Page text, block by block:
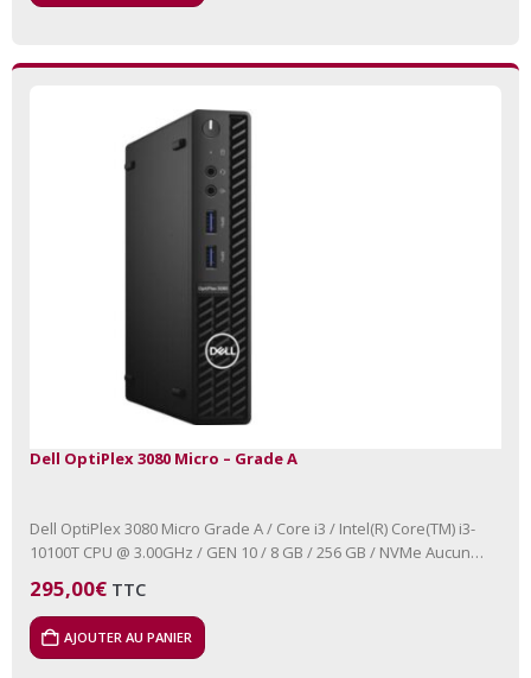
Dell OptiPlex 3080 Micro – Grade A
Dell OptiPlex 3080 Micro Grade A / Core i3 / Intel(R) Core(TM) i3-
10100T CPU @ 3.00GHz / GEN 10 / 8 GB / 256 GB / NVMe Aucun
295,00€ TTC
AJOUTER AU PANIER